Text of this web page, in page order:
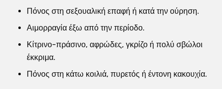
Πόνος στη σεξουαλική επαφή ή κατά την ούρηση.
Αιμορραγία έξω από την περίοδο.
Κίτρινο-πράσινο, αφρώδες, γκρίζο ή πολύ σβώλοι
έκκριμα.
Πόνος στη κάτω κοιλιά, πυρετός ή έντονη κακουχία.